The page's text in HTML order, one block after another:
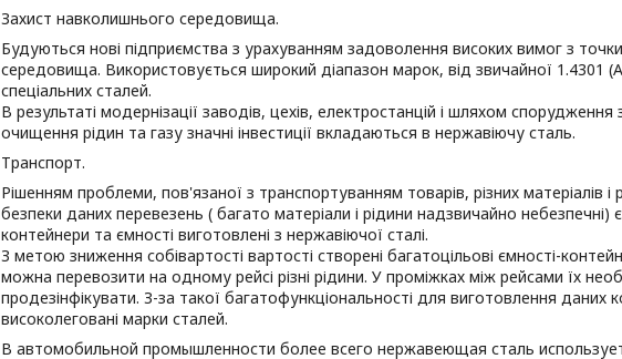
Захист навколишнього середовища.
Будуються нові підприємства з урахуванням задоволення високих вимог з
середовища. Використовується широкий діапазон марок, від звичайної 1.4301
спеціальних сталей.
В результаті модернізації заводів, цехів, електростанцій і шляхом
очищення рідин та газу значні інвестиції вкладаються в нержавіючу сталь.
Транспорт.
Рішенням проблеми, пов'язаної з транспортуванням товарів, різних матеріалів
безпеки даних перевезень ( багато матеріали і рідини надзвичайно небезпечні)
контейнери та ємності виготовлені з нержавіючої сталі.
З метою зниження собівартості вартості створені багатоцільові ємності-
можна перевозити на одному рейсі різні рідини. У проміжках між рейсами їх
продезінфікувати. З-за такої багатофункціональності для виготовлення даних
високолеговані марки сталей.
В автомобильной промышленности более всего нержавеющая сталь